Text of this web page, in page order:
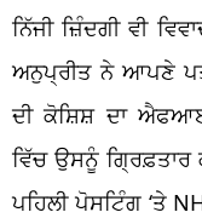
ਨਿੱਜੀ ਜ਼ਿੰਦਗੀ ਵੀ
ਅਨੁਪ੍ਰੀਤ ਨੇ ਆਪਣੇ
ਦੀ ਕੋਸ਼ਿਸ਼ ਦਾ
ਵਿੱਚ ਉਸਨੂੰ
ਪਹਿਲੀ ਪੋਸਟਿੰਗ ‘ਤੇ